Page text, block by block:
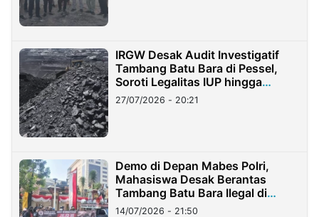
IRGW Desak Audit Investigatif
Tambang Batu Bara di Pessel,
Soroti Legalitas IUP hingga
Stockpile
27/07/2026 - 20:21
Demo di Depan Mabes Polri,
Mahasiswa Desak Berantas
Tambang Batu Bara Ilegal di
Lampung
14/07/2026 - 21:50